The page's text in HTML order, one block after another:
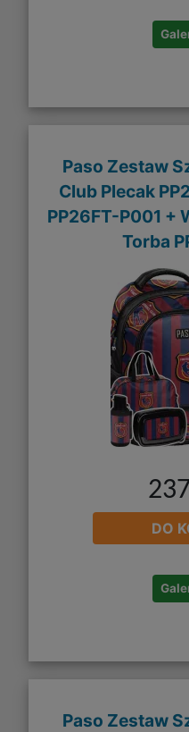
Paso Zestaw
Club Plecak
PP26FT-P001 +
Torba
DO
Paso Zestaw